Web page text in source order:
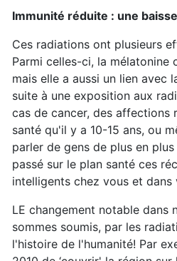
Immunité réduite : une
Ces radiations ont plusieurs
Parmi celles-ci, la mélatonine
mais elle a aussi un lien avec
suite à une exposition aux
cas de cancer, des affections
santé qu'il y a 10-15 ans, ou
parler de gens de plus en
passé sur le plan santé ces
intelligents chez vous et dans
LE changement notable dans
sommes soumis, par les
l'histoire de l'humanité! Par